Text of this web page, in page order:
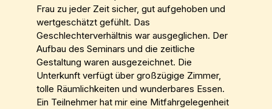
Frau zu jeder Zeit sicher, gut aufgehoben und
wertgeschätzt gefühlt. Das
Geschlechterverhältnis war ausgeglichen. Der
Aufbau des Seminars und die zeitliche
Gestaltung waren ausgezeichnet. Die
Unterkunft verfügt über großzügige Zimmer,
tolle Räumlichkeiten und wunderbares Essen.
Ein Teilnehmer hat mir eine Mitfahrgelegenheit